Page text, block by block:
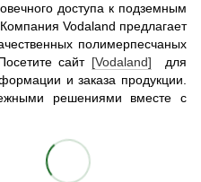
доступа к подземным
Vodaland предлагает
полимерпесчаных
сайт [Vodaland] для
и заказа продукции.
решениями вместе с